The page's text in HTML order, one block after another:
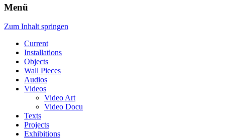
Menü
Zum Inhalt springen
Current
Installations
Objects
Wall Pieces
Audios
Videos
Video Art
Video Docu
Texts
Projects
Exhibitions